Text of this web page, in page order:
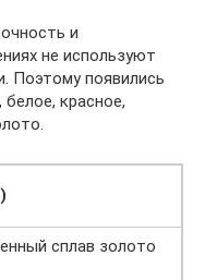
и
не используют
Поэтому появились
красное,
сплав золото